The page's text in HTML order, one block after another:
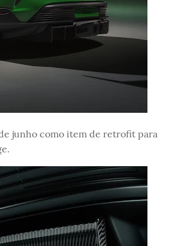
junho como item de retrofit para